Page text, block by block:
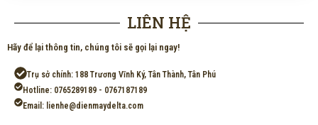
LIÊN HỆ
Hãy để lại thông tin, chúng tôi sẽ gọi lại ngay!
Trụ sở chính: 188 Trương Vĩnh Ký, Tân Thành, Tân Phú
Hotline: 0765289189 - 0767187189
Email: lienhe@dienmaydelta.com